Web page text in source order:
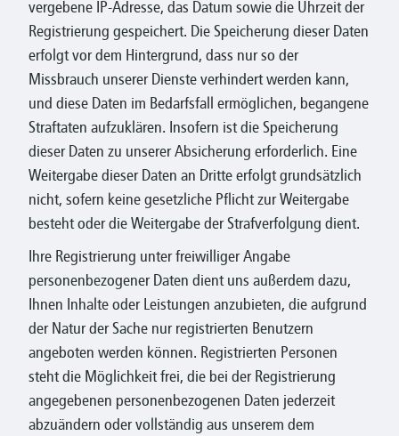
vergebene IP-Adresse, das Datum sowie die Uhrzeit der
Registrierung gespeichert. Die Speicherung dieser Daten
erfolgt vor dem Hintergrund, dass nur so der
Missbrauch unserer Dienste verhindert werden kann,
und diese Daten im Bedarfsfall ermöglichen, begangene
Straftaten aufzuklären. Insofern ist die Speicherung
dieser Daten zu unserer Absicherung erforderlich. Eine
Weitergabe dieser Daten an Dritte erfolgt grundsätzlich
nicht, sofern keine gesetzliche Pflicht zur Weitergabe
besteht oder die Weitergabe der Strafverfolgung dient.
Ihre Registrierung unter freiwilliger Angabe
personenbezogener Daten dient uns außerdem dazu,
Ihnen Inhalte oder Leistungen anzubieten, die aufgrund
der Natur der Sache nur registrierten Benutzern
angeboten werden können. Registrierten Personen
steht die Möglichkeit frei, die bei der Registrierung
angegebenen personenbezogenen Daten jederzeit
abzuändern oder vollständig aus unserem dem